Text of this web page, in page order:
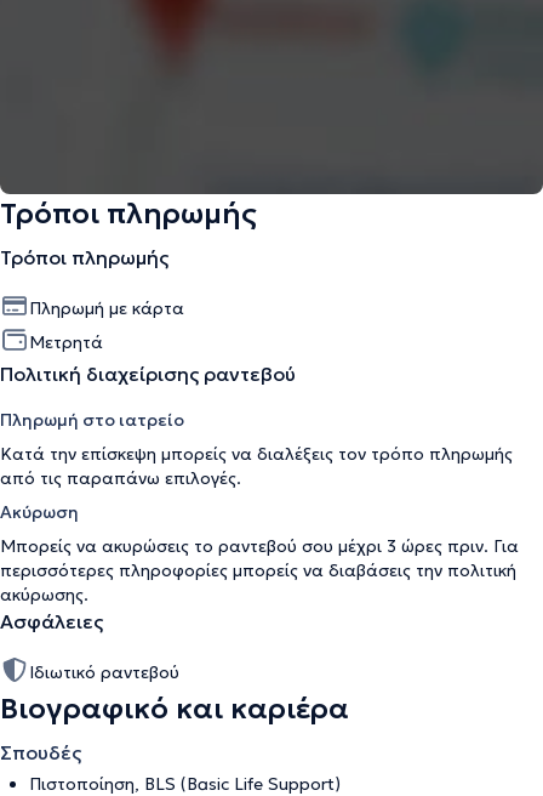
Τρόποι πληρωμής
Τρόποι πληρωμής
Πληρωμή με κάρτα
Μετρητά
Πολιτική διαχείρισης ραντεβού
Πληρωμή στο ιατρείο
Κατά την επίσκεψη μπορείς να διαλέξεις τον τρόπο πληρωμής
από τις παραπάνω επιλογές.
Ακύρωση
Μπορείς να ακυρώσεις το ραντεβού σου μέχρι 3 ώρες πριν. Για
περισσότερες πληροφορίες μπορείς να διαβάσεις την πολιτική
ακύρωσης.
Ασφάλειες
Ιδιωτικό ραντεβού
Βιογραφικό και καριέρα
Σπουδές
Πιστοποίηση, BLS (Basic Life Support)